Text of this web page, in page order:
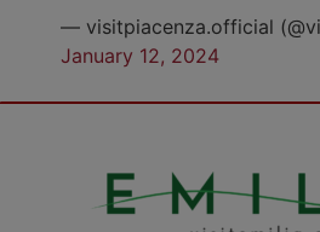
— visitpiacenza.official
January 12, 2024